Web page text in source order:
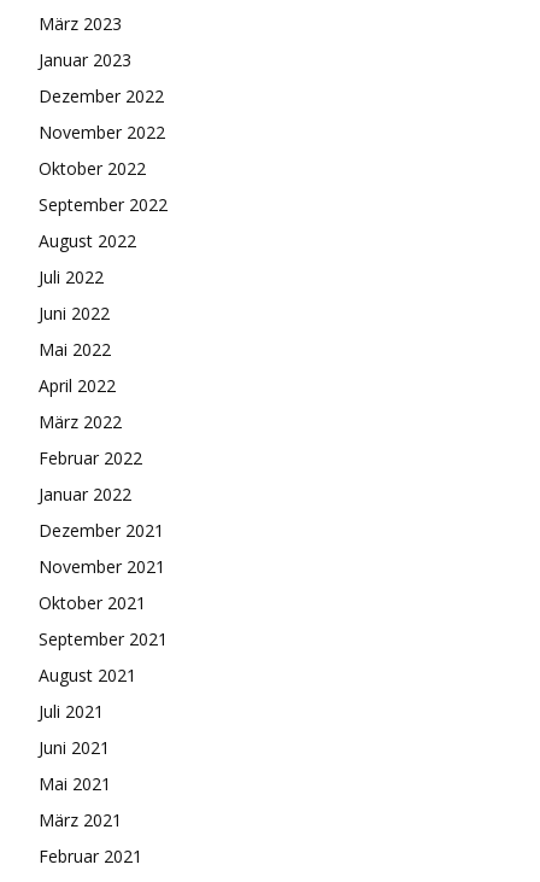
März 2023
Januar 2023
Dezember 2022
November 2022
Oktober 2022
September 2022
August 2022
Juli 2022
Juni 2022
Mai 2022
April 2022
März 2022
Februar 2022
Januar 2022
Dezember 2021
November 2021
Oktober 2021
September 2021
August 2021
Juli 2021
Juni 2021
Mai 2021
März 2021
Februar 2021